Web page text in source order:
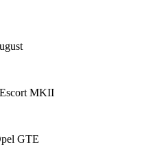
Escort MKII
GTE